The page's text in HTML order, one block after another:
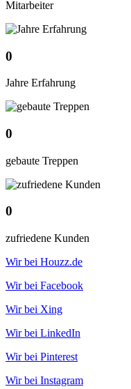
Mitarbeiter
0
Jahre Erfahrung
0
gebaute Treppen
0
zufriedene Kunden
Wir bei Houzz.de
Wir bei Facebook
Wir bei Xing
Wir bei LinkedIn
Wir bei Pinterest
Wir bei Instagram